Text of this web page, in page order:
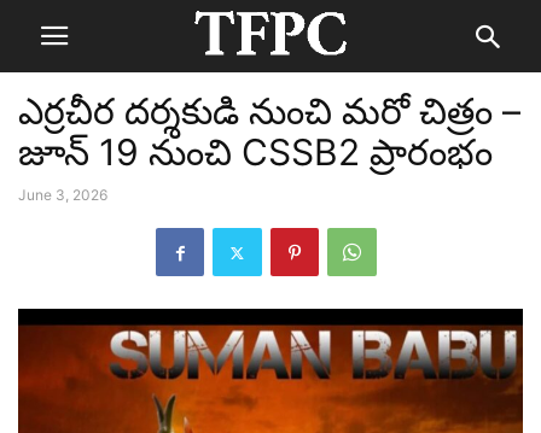
ఎర్రచీర దర్శకుడి నుంచి మరో చిత్రం –
జూన్ 19 నుంచి CSSB2 ప్రారంభం
June 3, 2026